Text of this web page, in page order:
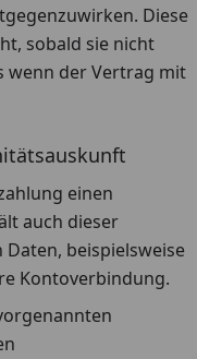
Diese
sobald sie nicht
wenn der Vertrag mit
einen
auch dieser
beispielsweise
Kontoverbindung.